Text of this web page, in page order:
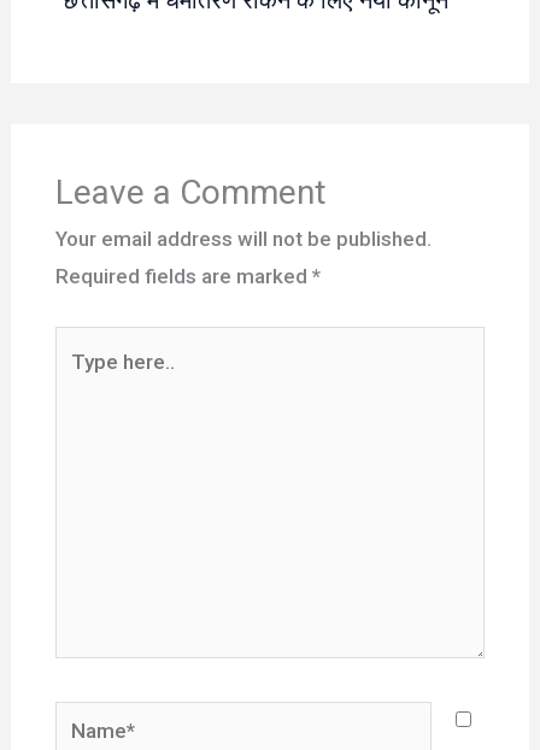
Leave a Comment
Your email address will not be published.
Required fields are marked *
here..
Name*